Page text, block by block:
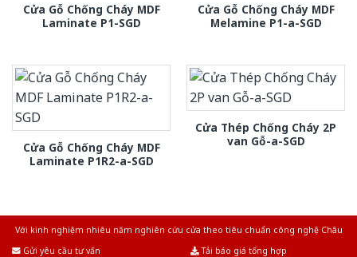
Cửa Gỗ Chống Cháy MDF
Laminate P1-SGD
Cửa Gỗ Chống Cháy MDF
Melamine P1-a-SGD
Cửa Gỗ Chống Cháy MDF
Laminate P1R2-a-SGD
Cửa Thép Chống Cháy 2P
van Gỗ-a-SGD
Với kinh nghiệm nhiêu năm nghiên cứu cửa theo tiêu chuẩn công nghệ Châu
Gửi yêu cầu tư vấn
Tải báo giá tổng hợp